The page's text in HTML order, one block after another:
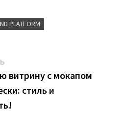
PLATFORM
запись:
витрину с мокапом
стиль и